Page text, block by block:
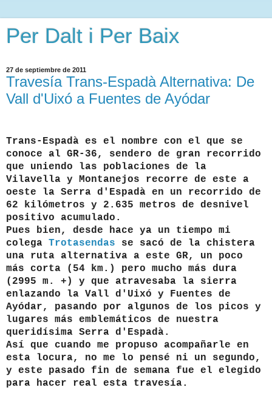
Per Dalt i Per Baix
27 de septiembre de 2011
Travesía Trans-Espadà Alternativa: De
Vall d'Uixó a Fuentes de Ayódar
Trans-Espadà es el nombre con el que se
conoce al GR-36, sendero de gran recorrido
que uniendo las poblaciones de la
Vilavella y Montanejos recorre de este a
oeste la Serra d'Espadà en un recorrido de
62 kilómetros y 2.635 metros de desnivel
positivo acumulado.
Pues bien, desde hace ya un tiempo mi
colega Trotasendas se sacó de la chistera
una ruta alternativa a este GR, un poco
más corta (54 km.) pero mucho más dura
(2995 m. +) y que atravesaba la sierra
enlazando la Vall d'Uixó y Fuentes de
Ayódar, pasando por algunos de los picos y
lugares más emblemáticos de nuestra
queridísima Serra d'Espadà.
Así que cuando me propuso acompañarle en
esta locura, no me lo pensé ni un segundo,
y este pasado fin de semana fue el elegido
para hacer real esta travesía.